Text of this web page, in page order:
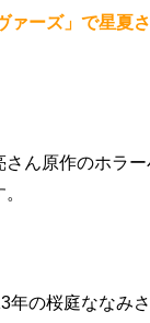
ァーズ」で星夏
さん原作のホラ
年の桜庭ななみ